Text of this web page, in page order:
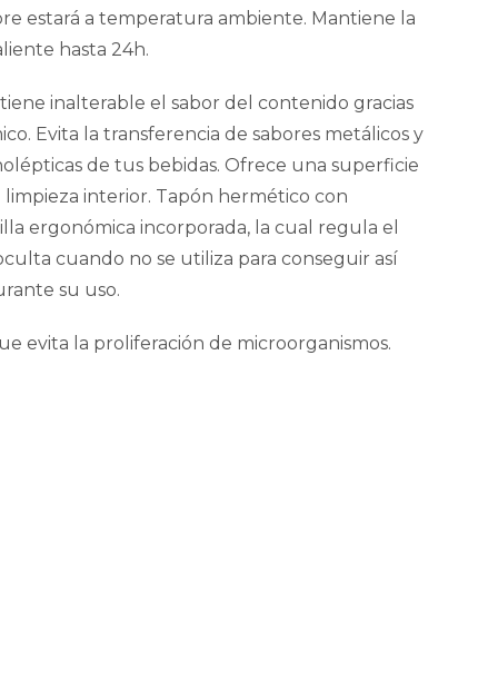
estará a temperatura ambiente. Mantiene la
hasta 24h.
inalterable el sabor del contenido gracias
Evita la transferencia de sabores metálicos y
de tus bebidas. Ofrece una superficie
interior. Tapón hermético con
ergonómica incorporada, la cual regula el
cuando no se utiliza para conseguir así
su uso.
evita la proliferación de microorganismos.